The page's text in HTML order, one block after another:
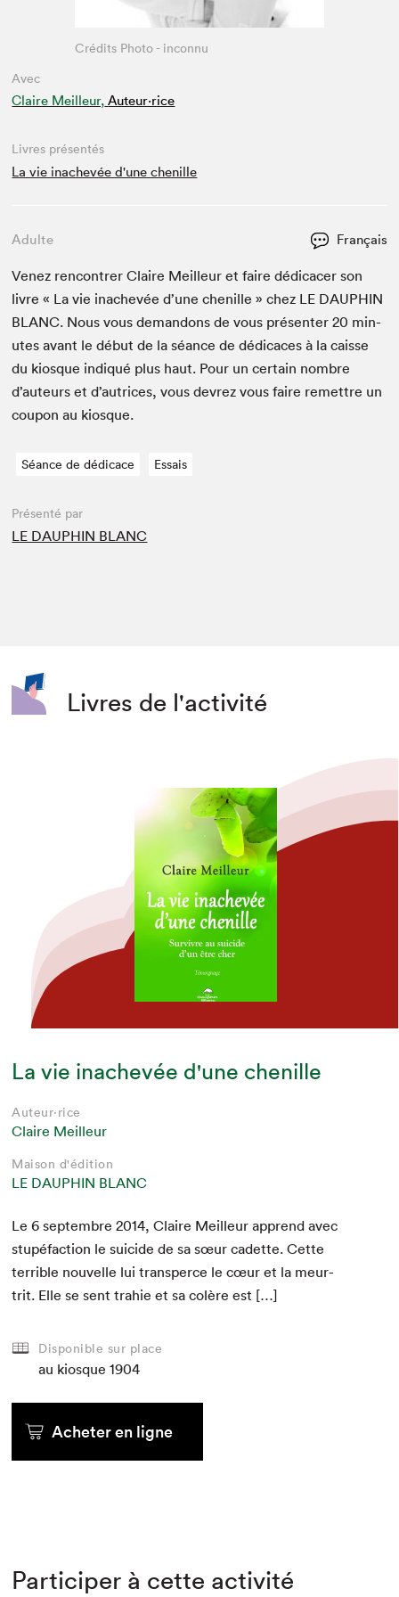
Avec
Claire Meilleur, Auteur·rice
Crédits Photo - inconnu
Livres présentés
La vie inachevée d'une chenille
Adulte Français
Venez ren­con­tr­er Claire Meilleur et faire dédi­cac­er son
livre « La vie inachevée d’une che­nille » chez LE DAUPHIN
BLANC. Nous vous deman­dons de vous présen­ter20 min­
utes avant le début de la séance de dédi­caces à la caisse
du kiosque indiqué plus haut. Pour un cer­tain nom­bre
d’auteurs et d’autrices, vous devrez vous faire remet­tre un
coupon au kiosque.
Séance de dédicace Essais
Présenté par
LE DAUPHIN BLANC
Livres de l'activité
La vie inachevée d'une chenille
Auteur·rice
Claire Meilleur
Maison d'édition
LE DAUPHIN BLANC
Le6 sep­tem­bre2014, Claire Meilleur apprend avec
stupé­fac­tion le sui­cide de sa sœur cadette. Cette
ter­ri­ble nou­velle lui transperce le cœur et la meur­
trit. Elle se sent trahie et sa colère est […]
Disponible sur place
au kiosque 1904
Acheter en ligne
Participer à cette activité